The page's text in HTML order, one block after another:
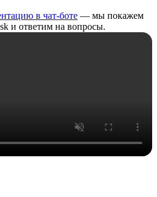
в чат-боте — мы покажем
и ответим на вопросы.